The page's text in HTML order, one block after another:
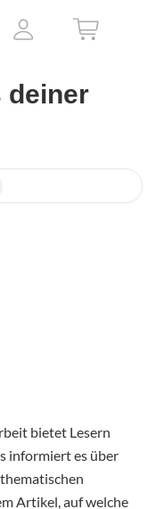
deiner
bietet Lesern
informiert es über
Artikel, auf welche